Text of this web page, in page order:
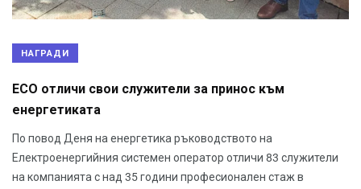
НАГРАДИ
ЕСО отличи свои служители за принос към
енергетиката
По повод Деня на енергетика ръководството на
Електроенергийния системен оператор отличи 83 служители
на компанията с над 35 години професионален стаж в